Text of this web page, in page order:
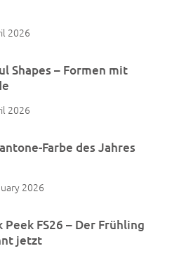
2026
Shapes – Formen mit
2026
Farbe des Jahres
2026
Peek FS26 – Der Frühling
jetzt